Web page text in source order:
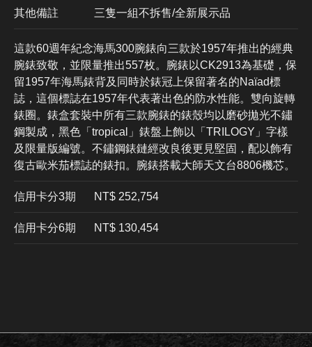
其他備註 三隻一組不拆售/全新展示品
這款60週年紀念海馬300腕錶向三款於1957年推出的經典
腕錶致敬，並限量推出557枚。腕錶以CK2913為基礎，保
留1957年海馬錶背及同時於錶冠上保留著名的Naïad標
誌，這個標誌在1957年代表著出色的防水性能。雙向旋轉
錶圈。錶盒套裝中所有三款腕錶的錶殼均以磨砂拋光不鏽
鋼製成，黑色「tropical」錶盤上飾以「TRILOGY」字樣
及限量版編號。不鏽鋼錶鏈經改良後更見堅固，配以飾有
復古歐米茄標誌的錶扣。腕錶搭載大師天文台8806機芯。
信用卡分3期 ​NT$ 252,754
信用卡分6期 NT$ 130,454